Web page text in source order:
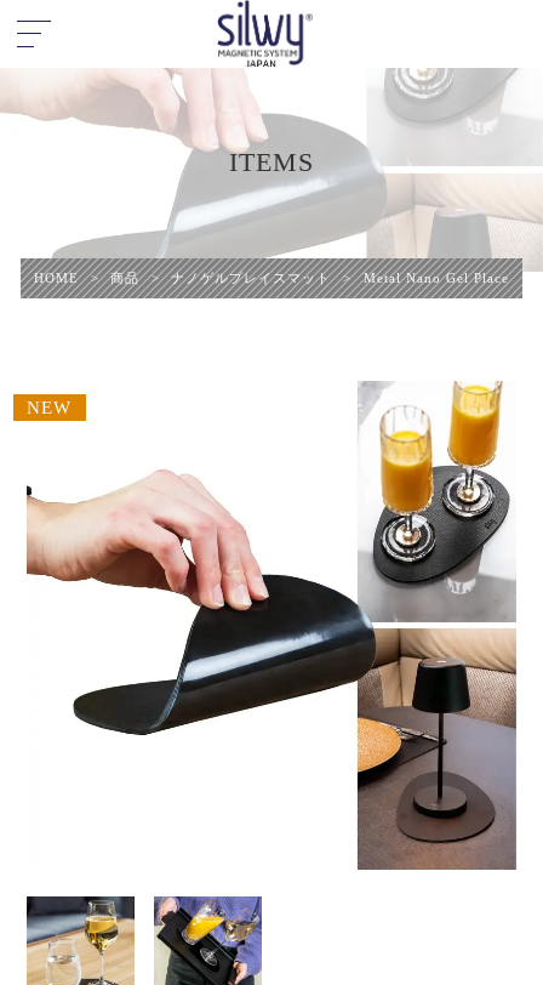
ITEMS
HOME > 商品 > ナノゲルプレイスマット > Metal Nano Gel Placemat
NEW